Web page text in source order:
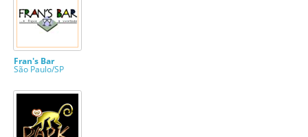
Fran's Bar
São Paulo/SP